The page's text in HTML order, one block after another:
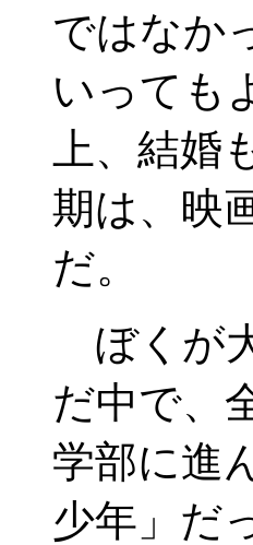
ではなか
いっても
上、結
期は、映
だ。
ぼくが
だ中で、
学部に進
少年」だ